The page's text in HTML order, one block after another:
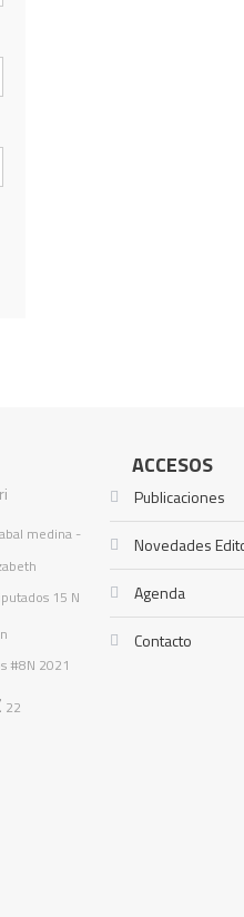
abal medina -
15 N
#8N 2021
22
ACCESOS
Publicaciones
Novedades
Agenda
Contacto